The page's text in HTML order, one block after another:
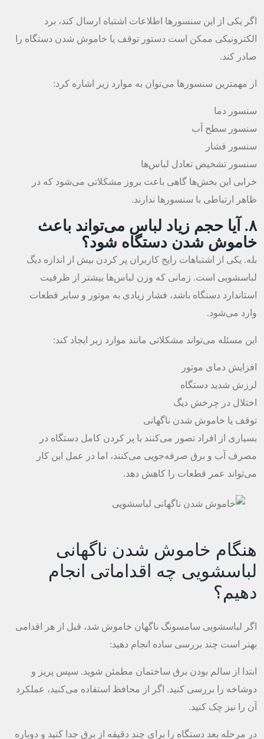
اگر یکی از این سنسورها اطلاعات اشتباه ارسال کند، برد
الکترونیکی ممکن است دستور توقف یا خاموش شدن دستگاه را
صادر کند.
از مهمترین سنسورها می‌توان به موارد زیر اشاره کرد:
سنسور دما
سنسور سطح آب
سنسور فشار
سنسور تشخیص تعادل لباس‌ها
خرابی این بخش‌ها گاهی باعث بروز مشکلاتی می‌شود که در
ظاهر ارتباطی با سنسورها ندارند.
۸. آیا حجم زیاد لباس می‌تواند باعث
خاموش شدن دستگاه شود؟
بله. یکی از اشتباهات رایج کاربران پر کردن بیش از اندازه دیگ
لباسشویی است. زمانی که وزن لباس‌ها بیشتر از ظرفیت
استاندارد دستگاه باشد، فشار زیادی به موتور و سایر قطعات
وارد می‌شود.
این مسئله می‌تواند مشکلاتی مانند موارد زیر ایجاد کند:
افزایش دمای موتور
لرزش شدید دستگاه
اختلال در چرخش دیگ
توقف یا خاموش شدن ناگهانی
بسیاری از افراد تصور می‌کنند با پر کردن کامل دستگاه در
مصرف آب و برق صرفه‌جویی می‌کنند، اما در عمل این کار
می‌تواند عمر قطعات را کاهش دهد.
هنگام خاموش شدن ناگهانی
لباسشویی چه اقداماتی انجام
دهیم؟
اگر لباسشویی سامسونگ ناگهان خاموش شد، قبل از هر اقدامی
بهتر است چند بررسی ساده انجام دهید:
ابتدا از سالم بودن برق ساختمان مطمئن شوید. سپس پریز و
دوشاخه را بررسی کنید. اگر از محافظ استفاده می‌کنید، عملکرد
آن را نیز چک کنید.
در مرحله بعد دستگاه را برای چند دقیقه از برق جدا کنید و دوباره